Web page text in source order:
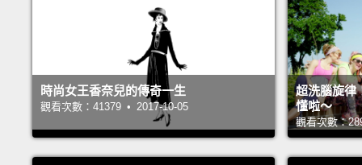
時尚女王香奈兒的傳奇一生
觀看次數：41379 • 2017-10-05
超洗腦旋律
懂啦～
觀看次數：